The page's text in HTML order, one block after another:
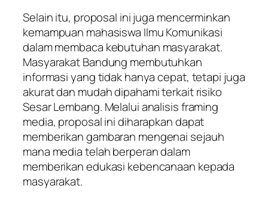
Selain itu, proposal ini juga mencerminkan
kemampuan mahasiswa Ilmu Komunikasi
dalam membaca kebutuhan masyarakat.
Masyarakat Bandung membutuhkan
informasi yang tidak hanya cepat, tetapi juga
akurat dan mudah dipahami terkait risiko
Sesar Lembang. Melalui analisis framing
media, proposal ini diharapkan dapat
memberikan gambaran mengenai sejauh
mana media telah berperan dalam
memberikan edukasi kebencanaan kepada
masyarakat.